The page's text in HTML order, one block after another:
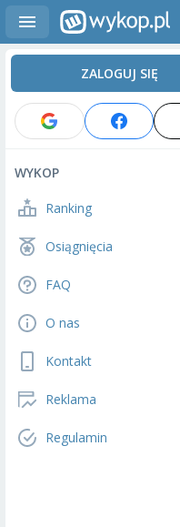
ZALOGUJ SIĘ
WYKOP
Ranking
Osiągnięcia
FAQ
O nas
Kontakt
Reklama
Regulamin